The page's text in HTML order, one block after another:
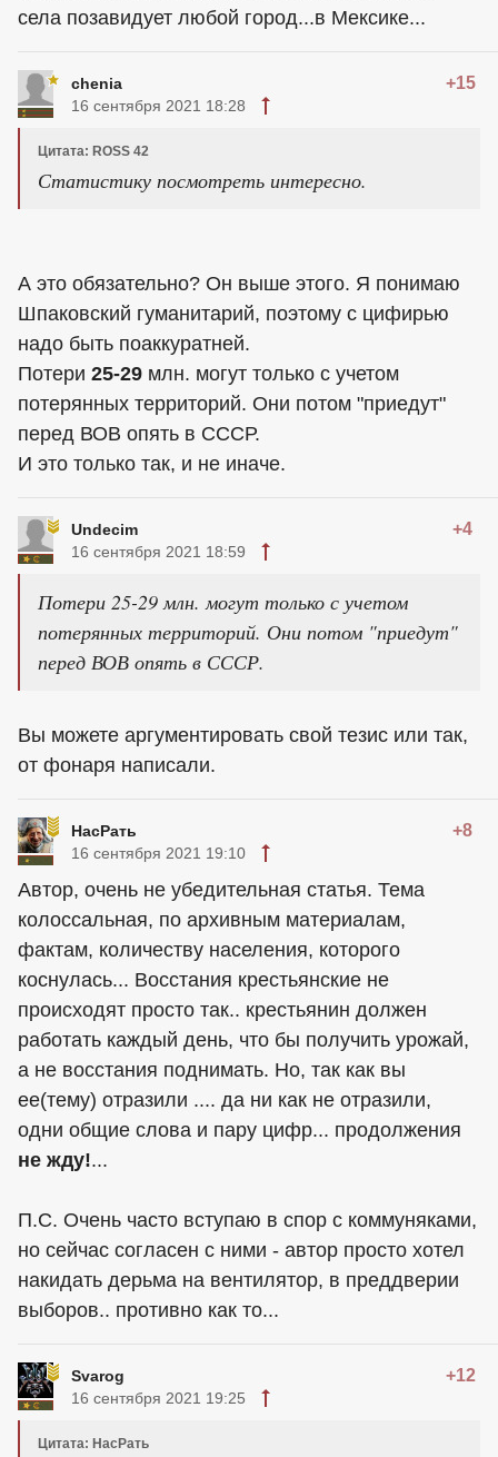
села позавидует любой город...в Мексике...
chenia +15
16 сентября 2021 18:28
Цитата: ROSS 42
Статистику посмотреть интересно.
А это обязательно? Он выше этого. Я понимаю
Шпаковский гуманитарий, поэтому с цифирью
надо быть поаккуратней.
Потери 25-29 млн. могут только с учетом
потерянных территорий. Они потом "приедут"
перед ВОВ опять в СССР.
И это только так, и не иначе.
Undecim +4
16 сентября 2021 18:59
Потери 25-29 млн. могут только с учетом
потерянных территорий. Они потом "приедут"
перед ВОВ опять в СССР.
Вы можете аргументировать свой тезис или так,
от фонаря написали.
НасРать +8
16 сентября 2021 19:10
Автор, очень не убедительная статья. Тема
колоссальная, по архивным материалам,
фактам, количеству населения, которого
коснулась... Восстания крестьянские не
происходят просто так.. крестьянин должен
работать каждый день, что бы получить урожай,
а не восстания поднимать. Но, так как вы
ее(тему) отразили .... да ни как не отразили,
одни общие слова и пару цифр... продолжения
не жду!...
П.С. Очень часто вступаю в спор с коммуняками,
но сейчас согласен с ними - автор просто хотел
накидать дерьма на вентилятор, в преддверии
выборов.. противно как то...
Svarog +12
16 сентября 2021 19:25
Цитата: НасРать